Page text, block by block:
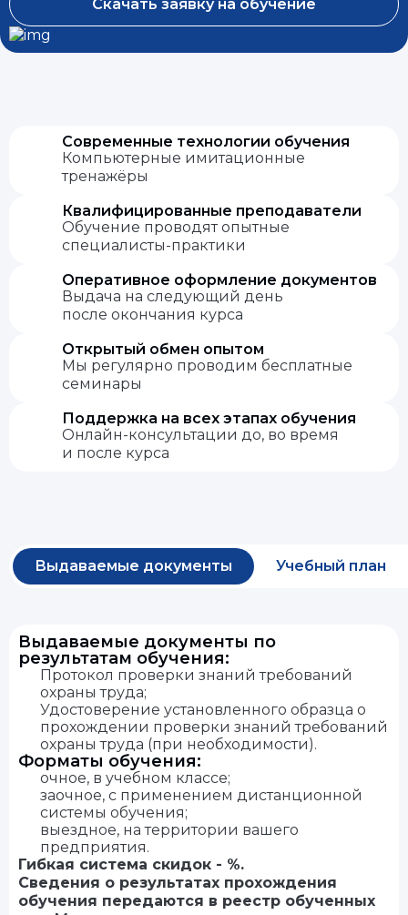
Скачать заявку на обучение
Современные технологии обучения
Компьютерные имитационные
тренажёры
Квалифицированные преподаватели
Обучение проводят опытные
специалисты-практики
Оперативное оформление документов
Выдача на следующий день
после окончания курса
Открытый обмен опытом
Мы регулярно проводим бесплатные
семинары
Поддержка на всех этапах обучения
Онлайн-консультации до, во время
и после курса
Выдаваемые документы Учебный план
Выдаваемые документы по
результатам обучения:
Протокол проверки знаний требований
охраны труда;
Удостоверение установленного образца о
прохождении проверки знаний требований
охраны труда (при необходимости).
Форматы обучения:
очное, в учебном классе;
заочное, с применением дистанционной
системы обучения;
выездное, на территории вашего
предприятия.
Гибкая система скидок - %.
Сведения о результатах прохождения
обучения передаются в реестр обученных